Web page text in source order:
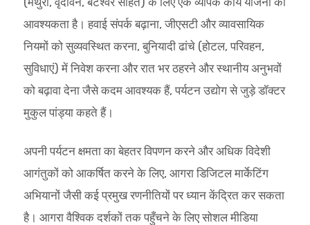
आवश्यकता है। हवाई संपर्क बढ़ाना, जीएसटी और व्यावसायिक
नियमों को सुव्यवस्थित करना, बुनियादी ढांचे (होटल, परिवहन,
सुविधाएं) में निवेश करना और रात भर ठहरने और स्थानीय अनुभवों
को बढ़ावा देना जैसे कदम आवश्यक हैं, पर्यटन उद्योग से जुड़े डॉक्टर
मुकुल पांड्या कहते हैं।
अपनी पर्यटन क्षमता का बेहतर विपणन करने और अधिक विदेशी
आगंतुकों को आकर्षित करने के लिए, आगरा डिजिटल मार्केटिंग
अभियानों जैसी कई प्रमुख रणनीतियों पर ध्यान केंद्रित कर सकता
है। आगरा वैश्विक दर्शकों तक पहुँचने के लिए सोशल मीडिया